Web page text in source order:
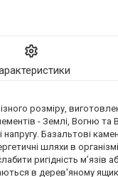
розміру,
- Землі, Вогню
напругу. Базальтові
шляхи в
ригідність
в дерев'яному